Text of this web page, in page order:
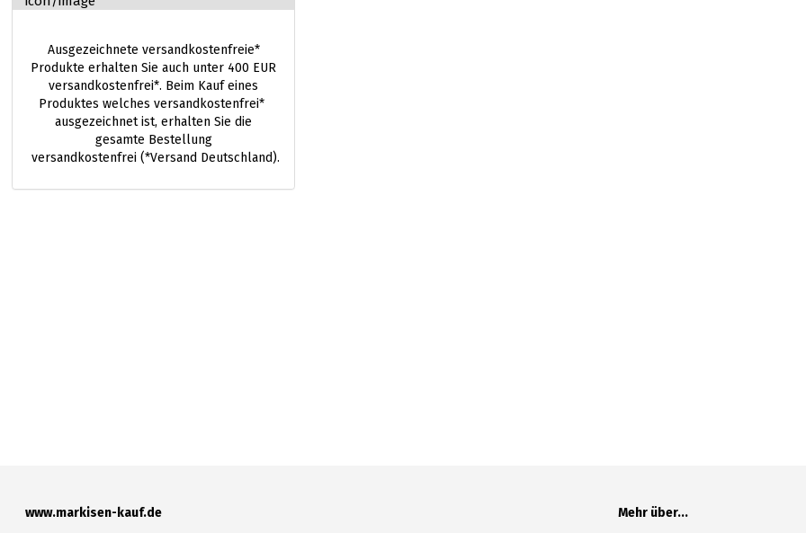
Ausgezeichnete versandkostenfreie*
Produkte erhalten Sie auch unter 400 EUR
versandkostenfrei*. Beim Kauf eines
Produktes welches versandkostenfrei*
ausgezeichnet ist, erhalten Sie die
gesamte Bestellung
versandkostenfrei (*Versand Deutschland).
www.markisen-kauf.de
Mehr über...